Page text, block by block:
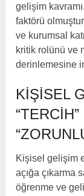
gelişim
faktörü
ve kurumsal
kritik rolünü ve
derinlemesine
KIŞISEL
Kişisel gelişim
açığa çıkarma
öğrenme ve